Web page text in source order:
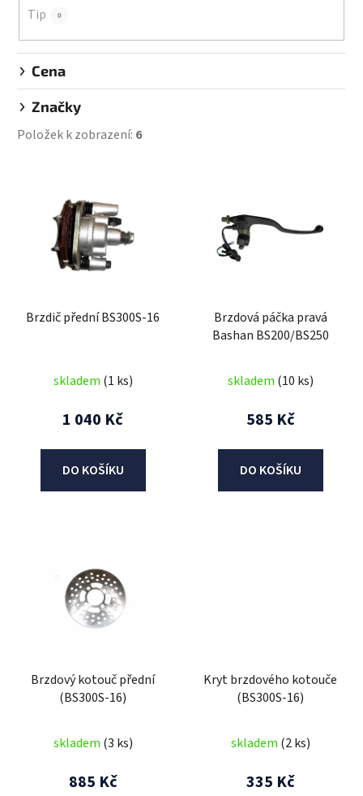
Tip 0
Cena
Značky
Položek k zobrazení: 6
Brzdič přední BS300S-16
skladem (1 ks)
1 040 Kč
DO KOŠÍKU
Brzdová páčka pravá
Bashan BS200/BS250
skladem (10 ks)
585 Kč
DO KOŠÍKU
Brzdový kotouč přední
(BS300S-16)
skladem (3 ks)
885 Kč
Kryt brzdového kotouče
(BS300S-16)
skladem (2 ks)
335 Kč